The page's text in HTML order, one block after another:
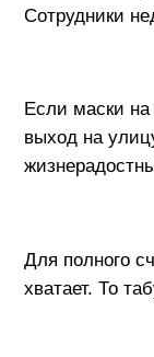
Сотрудники
Если маски на
выход на
Для полного
хватает. То